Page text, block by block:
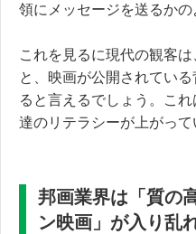
領にメッセージを送るかの
これを見るに現代の観客
と、映画が公開されてい
ると言えるでしょう。こ
達のリテラシーが上がって
邦画業界は「質の
ン映画」が入り乱